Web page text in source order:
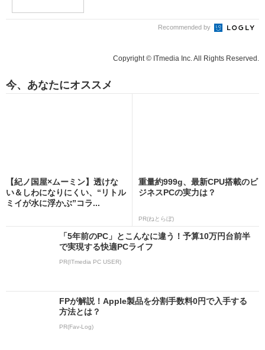
Recommended by
Copyright © ITmedia Inc. All Rights Reserved.
今、あなたにオススメ
【紀ノ国屋×ムーミン】透けな
い＆しわになりにくい、“リトル
ミイが水に浮かぶ”コラ...
重量約999g、最新CPU搭載のビ
ジネスPCの実力は？
PR(ねとらぼ)
「5年前のPC」とこんなに違う！予算10万円台前半
で実現する快適PCライフ
PR(ITmedia PC USER)
FPが解説！Apple製品を分割手数料0円で入手する
方法とは？
PR(Fav-Log)